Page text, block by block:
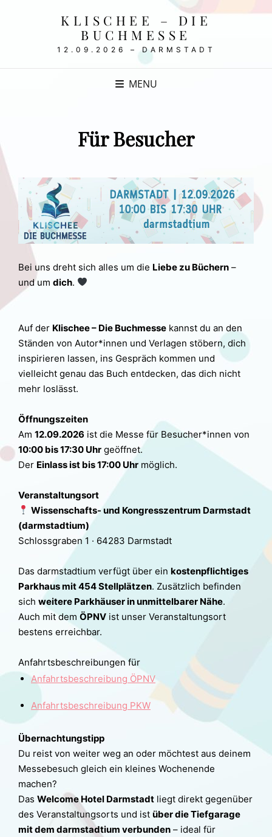
KLISCHEE – DIE
BUCHMESSE
12.09.2026 – DARMSTADT
MENU
Für Besucher
Bei uns dreht sich alles um die Liebe zu Büchern –
und um dich.
Auf der Klischee – Die Buchmesse kannst du an den
Ständen von Autor*innen und Verlagen stöbern, dich
inspirieren lassen, ins Gespräch kommen und
vielleicht genau das Buch entdecken, das dich nicht
mehr loslässt.
Öffnungszeiten
Am 12.09.2026 ist die Messe für Besucher*innen von
10:00 bis 17:30 Uhr geöffnet.
Der Einlass ist bis 17:00 Uhr möglich.
Veranstaltungsort
Wissenschafts- und Kongresszentrum Darmstadt
(darmstadtium)
Schlossgraben 1 · 64283 Darmstadt
Das darmstadtium verfügt über ein kostenpflichtiges
Parkhaus mit 454 Stellplätzen. Zusätzlich befinden
sich weitere Parkhäuser in unmittelbarer Nähe.
Auch mit dem ÖPNV ist unser Veranstaltungsort
bestens erreichbar.
Anfahrtsbeschreibungen für
Anfahrtsbeschreibung ÖPNV
Anfahrtsbeschreibung PKW
Übernachtungstipp
Du reist von weiter weg an oder möchtest aus deinem
Messebesuch gleich ein kleines Wochenende
machen?
Das Welcome Hotel Darmstadt liegt direkt gegenüber
des Veranstaltungsorts und ist über die Tiefgarage
mit dem darmstadtium verbunden – ideal für